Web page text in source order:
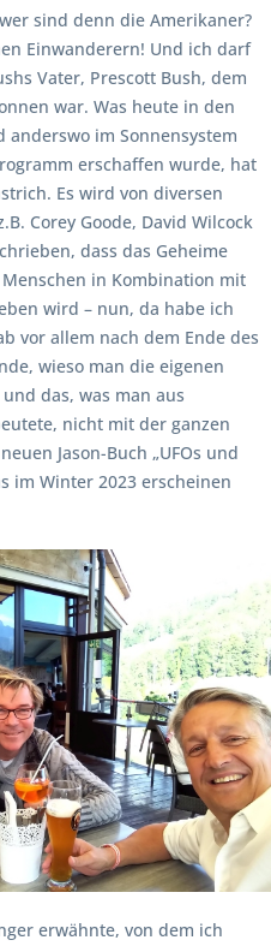
sind denn die Amerikaner?
Einwanderern! Und ich darf
Vater, Prescott Bush, dem
war. Was heute in den
anderswo im Sonnensystem
erschaffen wurde, hat
Es wird von diversen
Corey Goode, David Wilcock
dass das Geheime
in Kombination mit
wird – nun, da habe ich
vor allem nach dem Ende des
wieso man die eigenen
das, was man aus
nicht mit der ganzen
Jason-Buch „UFOs und
im Winter 2023 erscheinen
erwähnte, von dem ich